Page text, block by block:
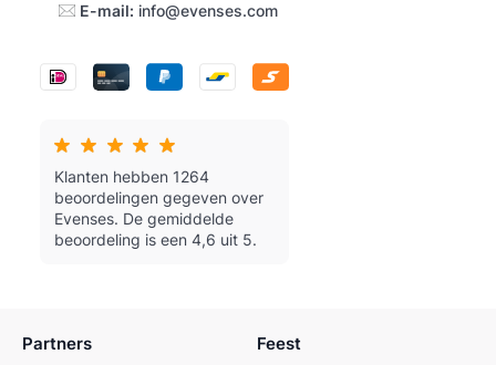
E-mail: info@evenses.com
Klanten hebben 1264
beoordelingen gegeven over
Evenses. De gemiddelde
beoordeling is een 4,6 uit 5.
Partners Feest